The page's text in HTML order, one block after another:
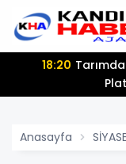
18:20
Anasayfa